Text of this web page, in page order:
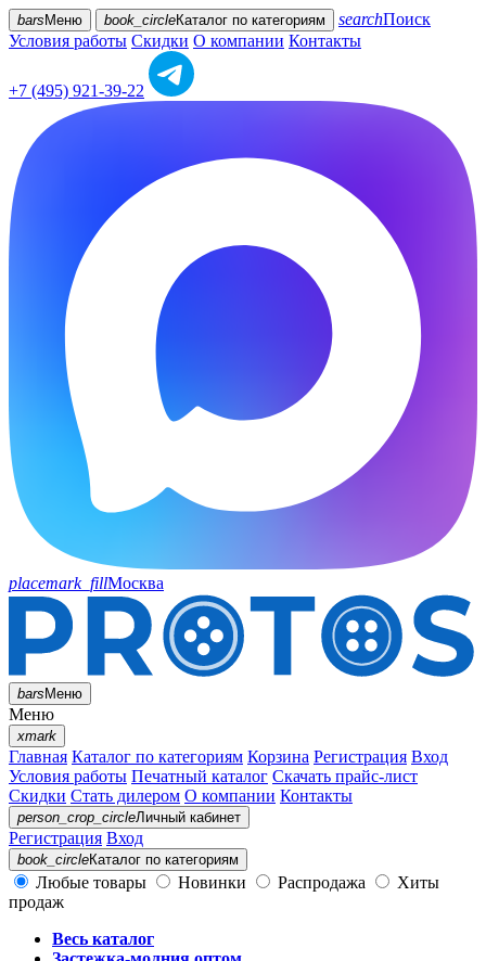
bars Меню book_circleКаталог по категориям searchПоиск
Условия работы Скидки О компании Контакты
+7 (495) 921-39-22
placemark_fillМосква
barsМеню
Меню
xmark
Главная Каталог по категориям Корзина Регистрация Вход
Условия работы Печатный каталог Скачать прайс-лист
Скидки Стать дилером О компании Контакты
person_crop_circleЛичный кабинет
Регистрация Вход
book_circleКаталог по категориям
Любые товары Новинки Распродажа
Хиты
продаж
Весь каталог